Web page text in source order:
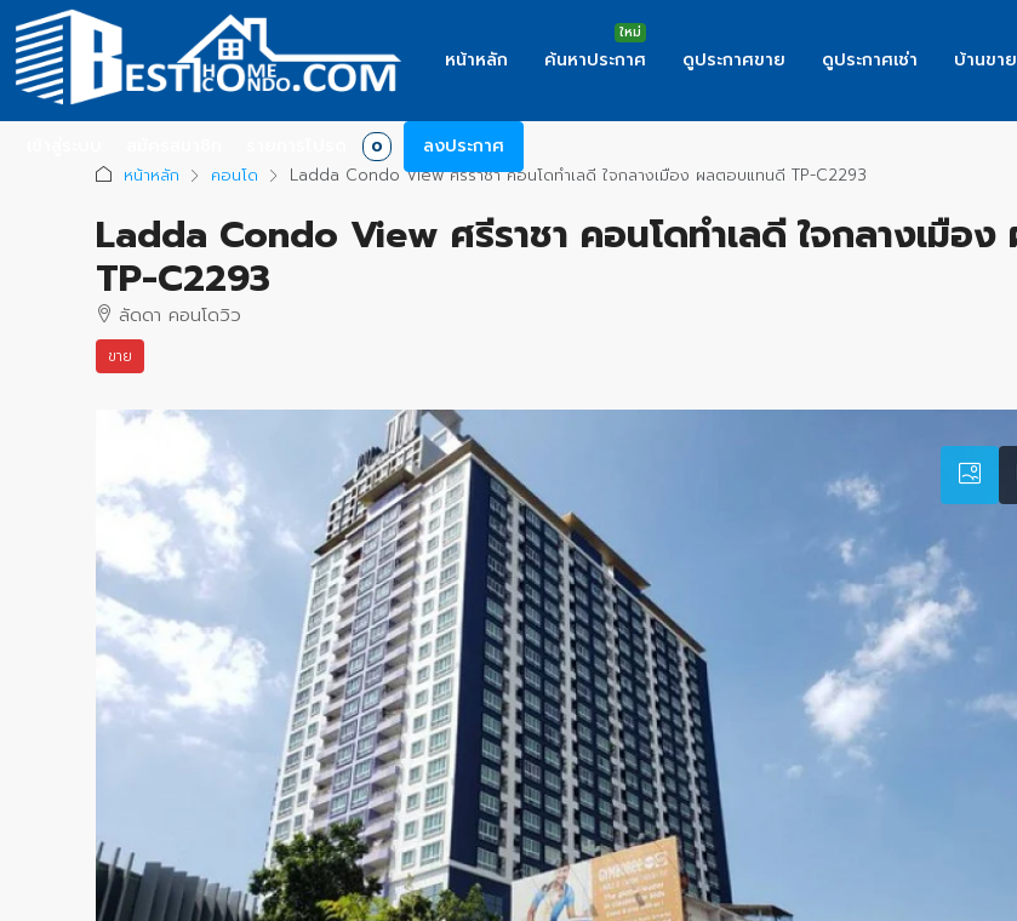
หน้าหลัก ค้นหาประกาศ ดูประกาศขาย ดูประกาศเช่า บ้านขาย
0 ลงประกาศ
หน้าหลัก คอนโด Ladda Condo View ศรีราชา คอนโดทำเลดี ใจกลางเมือง ผลตอบแทนดี TP-C2293
Ladda Condo View ศรีราชา คอนโดทำเลดี ใจกลางเมือ
TP-C2293
ลัดดา คอนโดวิว
ขาย